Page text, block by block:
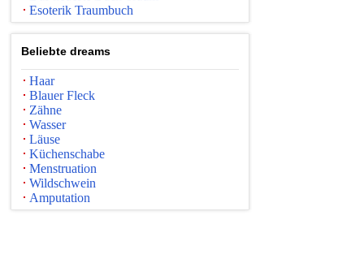
Esoterik Traumbuch
Beliebte dreams
Haar
Blauer Fleck
Zähne
Wasser
Läuse
Küchenschabe
Menstruation
Wildschwein
Amputation